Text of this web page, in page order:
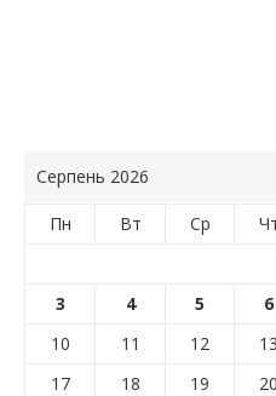
Серпень 2026
Пн Вт Ср
3
4 5 6
10
11 12 13
17
18 19 20